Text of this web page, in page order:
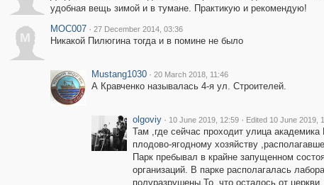
удобная вещь зимой и в тумане. Практикую и рекомендую!
M
MOC007 · 27 December 2014, 03:36
Никакой Пилюгина тогда и в помине не было
Mustang1030 · 20 March 2018, 11:46
А Кравченко называлась 4-я ул. Строителей.
olgoviy · 10 June 2019, 12:59 · Edited 10 June 2019,
Там ,где сейчас проходит улица
плодово-ягодному хозяйству
Парк пребывал в крайне запущенном
организаций. В парке располагалась
полуразрушены.То ,что осталось от